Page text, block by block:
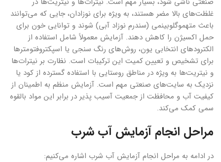
غلظت‌های بالا مضر هستند، به ویژه برای نوزادان، جایی که می‌توانند
باعث متهموگلوبینمی (سندرم نوزاد آبی) شوند و توانایی خون برای
حمل اکسیژن را کاهش دهند. آزمایش معمولاً شامل استفاده از
الکترودهای انتخابی یون، روش‌های رنگ سنجی یا اسپکتروفتومترها
برای تشخیص و تعیین کمیت این ترکیبات است. نظارت بر نیترات‌ها
و نیتریت‌ها به ویژه در مناطق روستایی با استفاده گسترده از کود یا
نزدیک به سایت‌های صنعتی مهم است. آزمایش منظم به اطمینان از
کیفیت آب و محافظت از جمعیت آسیب پذیر در برابر این مواد بالقوه
سمی کمک می‌کند.
مراحل انجام آزمایش آب شرب
در ادامه به مراحل انجام آزمایش آب شرب اشاره می‌کنیم: